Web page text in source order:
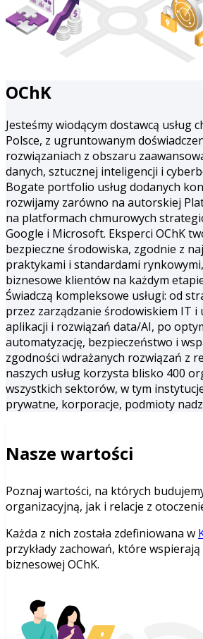
OChK
Jesteśmy wiodącym dostawcą usług
Polsce, z ugruntowanym
rozwiązaniach z obszaru
danych, sztucznej inteligencji i
Bogate portfolio usług dodanych
rozwijamy zarówno na autorskiej
na platformach chmurowych
Google i Microsoft. Eksperci OChK
bezpieczne środowiska, zgodnie z
praktykami i standardami
biznesowe klientów na każdym
Świadczą kompleksowe usługi: od
przez zarządzanie środowiskiem IT
aplikacji i rozwiązań data/AI, po
automatyzację, bezpieczeństwo i
zgodności wdrażanych rozwiązań z
naszych usług korzysta blisko 400
wszystkich sektorów, w tym
prywatne, korporacje, podmioty
Nasze wartości
Poznaj wartości, na których
organizacyjną, jak i relacje z
Każda z nich została zdefiniowana w
przykłady zachowań, które
biznesowej OChK.